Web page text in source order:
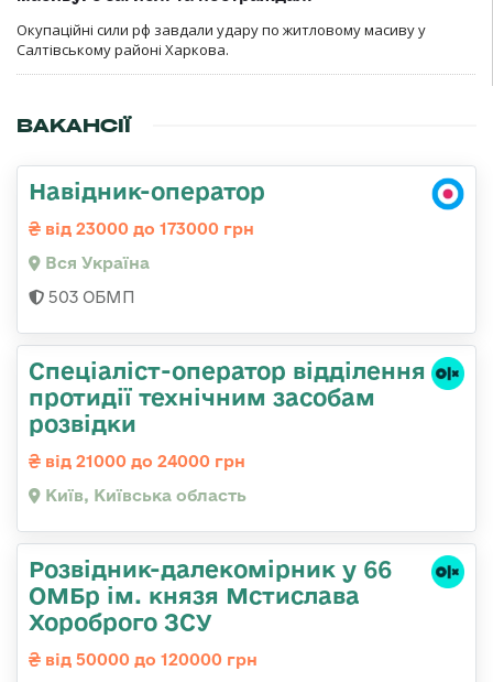
Окупаційні сили рф завдали удару по житловому масиву у
Салтівському районі Харкова.
ВАКАНСІЇ
Навідник-оператор
від 23000 до 173000 грн
Вся Україна
503 ОБМП
Спеціаліст-оператор відділення
протидії технічним засобам
розвідки
від 21000 до 24000 грн
Київ, Київська область
Розвідник-далекомірник у 66
ОМБр ім. князя Мстислава
Хороброго ЗСУ
від 50000 до 120000 грн